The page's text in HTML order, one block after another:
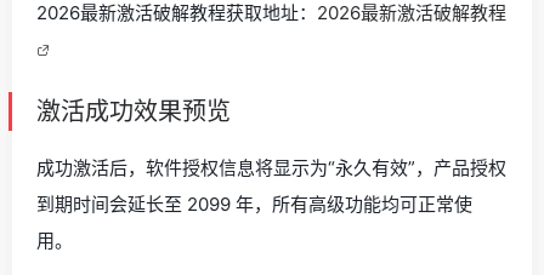
2026最新激活破解教程获取地址： 2026最新激活破解教程
激活成功效果预览
成功激活后，软件授权信息将显示为“永久有效”，产品授权
到期时间会延长至 2099 年，所有高级功能均可正常使
用。